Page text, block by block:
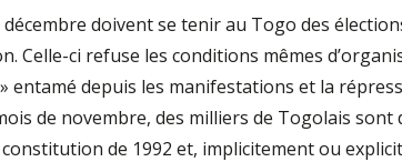
décembre doivent se tenir au Togo des
Celle-ci refuse les conditions mêmes
entamé depuis les manifestations et la
de novembre, des milliers de Togolais
de 1992 et, implicitement ou